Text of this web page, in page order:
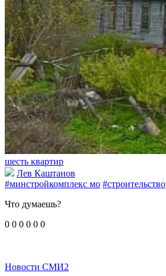
шесть квартир
Лев Каштанов
#минстройкомплекс мо #строительство
Что думаешь?
0 0 0 0 0 0
Новости СМИ2